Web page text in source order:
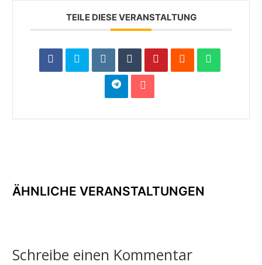
TEILE DIESE VERANSTALTUNG
ÄHNLICHE VERANSTALTUNGEN
Schreibe einen Kommentar